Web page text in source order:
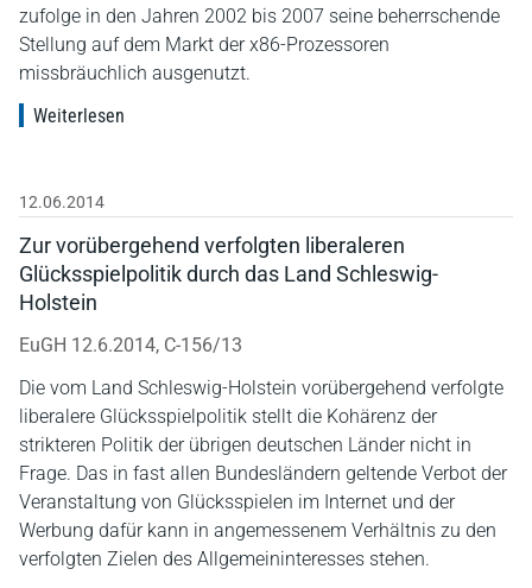
zufolge in den Jahren 2002 bis 2007 seine beherrschende
Stellung auf dem Markt der x86-Prozessoren
missbräuchlich ausgenutzt.
Weiterlesen
12.06.2014
Zur vorübergehend verfolgten liberaleren
Glücksspielpolitik durch das Land Schleswig-
Holstein
EuGH 12.6.2014, C-156/13
Die vom Land Schleswig-Holstein vorübergehend verfolgte
liberalere Glücksspielpolitik stellt die Kohärenz der
strikteren Politik der übrigen deutschen Länder nicht in
Frage. Das in fast allen Bundesländern geltende Verbot der
Veranstaltung von Glücksspielen im Internet und der
Werbung dafür kann in angemessenem Verhältnis zu den
verfolgten Zielen des Allgemeininteresses stehen.